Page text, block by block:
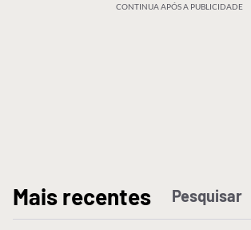
CONTINUA APÓS A PUBLICIDADE
Mais recentes